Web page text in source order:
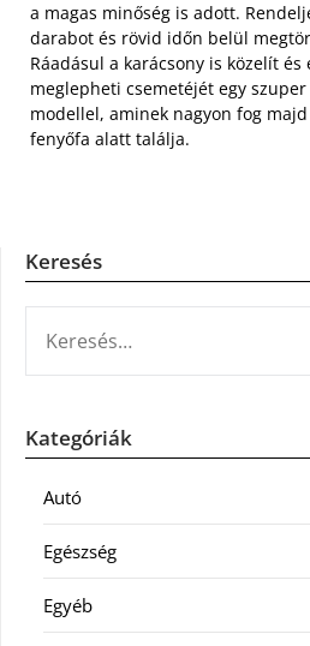
a magas minőség is adott.
darabot és rövid időn belül
Ráadásul a karácsony is közelít
meglepheti csemetéjét egy szuper
modellel, aminek nagyon fog
fenyőfa alatt találja.
Keresés
Kategóriák
Autó
Egészség
Egyéb